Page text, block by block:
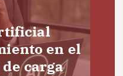
en el
carga